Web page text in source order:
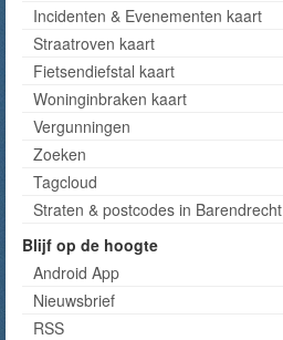
Incidenten & Evenementen kaart
Straatroven kaart
Fietsendiefstal kaart
Woninginbraken kaart
Vergunningen
Zoeken
Tagcloud
Straten & postcodes in Barendrecht
Blijf op de hoogte
Android App
Nieuwsbrief
RSS